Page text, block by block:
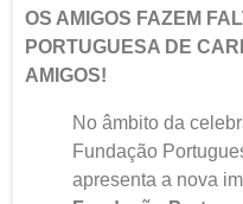
OS AMIGOS FAZEM
PORTUGUESA DE
AMIGOS!
No âmbito da
Fundação
apresenta a nova